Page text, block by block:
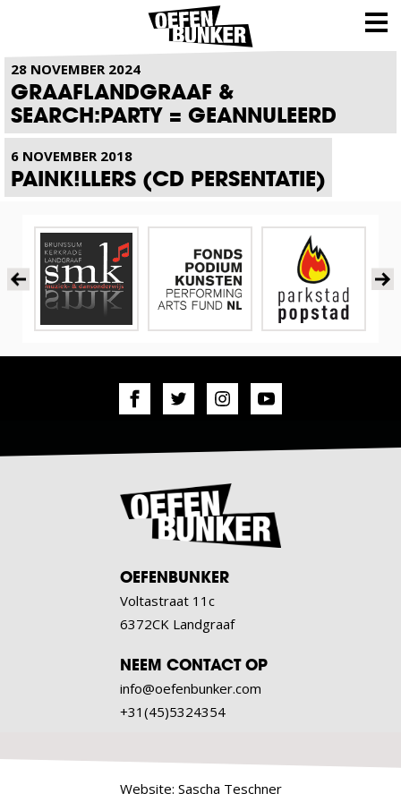
NIEUWS
28 NOVEMBER 2024
GRAAFLANDGRAAF &
SEARCH:PARTY = GEANNULEERD
6 NOVEMBER 2018
PAINK!LLERS (CD PERSENTATIE)
OEFENBUNKER
Voltastraat 11c
6372CK Landgraaf
NEEM CONTACT OP
info@oefenbunker.com
+31(45)5324354
Website: Sascha Teschner